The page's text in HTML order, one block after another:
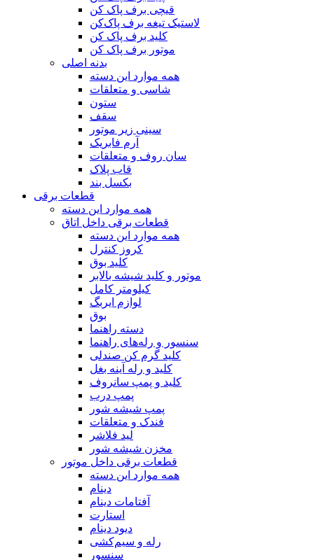
قیچی برف پاک کن
لاستیک تیغه برف پاک‌کن
کلید برف پاک کن
موتور برف پاک کن
بدنه اصلی
همه موارد این دسته
شاسی و متعلقات
ستون
سقف
سینی زیر موتور
آرم فابریک
سان روف و متعلقات
قاب پلاک
بکسل بند
قطعات برقی
همه موارد این دسته
قطعات برقی داخل اتاق
همه موارد این دسته
کروز کنترل
کلید بوق
موتور و کلید شیشه بالابر
کیلومتر کامل
لوازم ایربگ
بوق
دسته راهنما
سنسور و رله‌های راهنما
کلید گرم کن صندلی
کلید و رله آینه بغل
کلید و پمپ سانروف
پمپ درب
پمپ شیشه شور
فندک و متعلقات
لید فلاشر
مخزن شیشه شور
قطعات برقی داخل موتور
همه موارد این دسته
دینام
آفتامات دینام
استارت
دیود دینام
رله و سیم‌کشی
سنسور